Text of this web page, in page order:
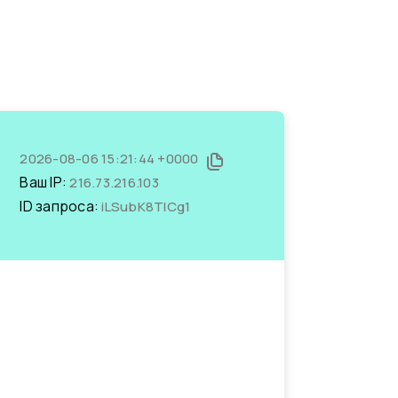
2026-08-06 15:21:44 +0000
Ваш IP:216.73.216.103
ID запроса:iLSubK8TICg1